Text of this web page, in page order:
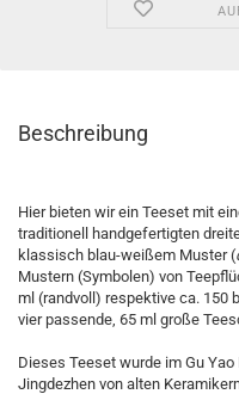
Beschreibung
Hier bieten wir ein Teeset mit
traditionell handgefertigten
klassisch blau-weißem Muster (
Mustern (Symbolen) von
ml (randvoll) respektive ca. 150
vier passende, 65 ml große
Dieses Teeset wurde im Gu
Jingdezhen von alten